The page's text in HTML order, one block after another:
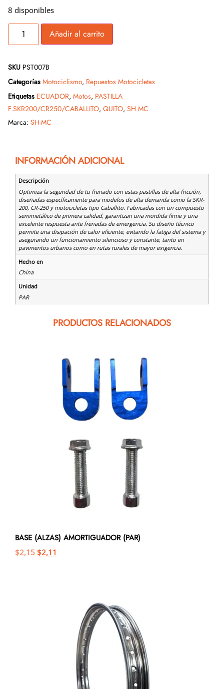
8 disponibles
Añadir al carrito
SKU PST007B
Categorías Motociclismo, Repuestos Motocicletas
Etiquetas ECUADOR, Motos, PASTILLA
F.SKR200/CR250/CABALLITO, QUITO, SH.MC
Marca: SH-MC
INFORMACIÓN ADICIONAL
Descripción
Optimiza la seguridad de tu frenado con estas pastillas de alta fricción,
diseñadas específicamente para modelos de alta demanda como la SKR-
200, CR-250 y motocicletas tipo Caballito. Fabricadas con un compuesto
semimetálico de primera calidad, garantizan una mordida firme y una
excelente respuesta ante frenadas de emergencia. Su diseño técnico
permite una disipación de calor eficiente, evitando la fatiga del sistema y
asegurando un funcionamiento silencioso y constante, tanto en
pavimentos urbanos como en rutas rurales de mayor exigencia.
Hecho en
China
Unidad
PAR
PRODUCTOS RELACIONADOS
BASE (ALZAS) AMORTIGUADOR (PAR)
$2,15 $2,11